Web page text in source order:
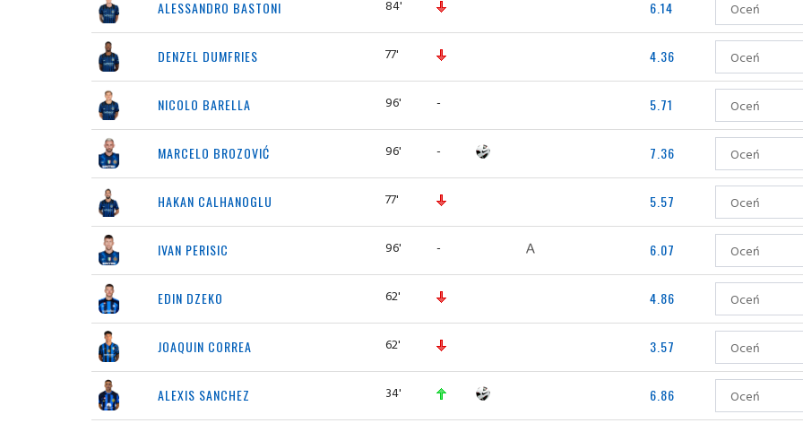
ALESSANDRO BASTONI 84' 6.14
DENZEL DUMFRIES 77' 4.36
NICOLO BARELLA 96' - 5.71
MARCELO BROZOVIĆ 96' - 7.36
HAKAN CALHANOGLU 77' 5.57
IVAN PERISIC 96' - 6.07
EDIN DZEKO 62' 4.86
JOAQUIN CORREA 62' 3.57
ALEXIS SANCHEZ 34' 6.86